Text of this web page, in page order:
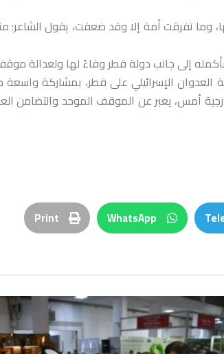
وما تفرقت أمة إلا وقد ضعفت، يقول الشاعر:
إلى جانب دولة قطر وفاءً لها ولعدالة
العدوان الإسرائيلي على قطر، بمشاركة
أمس، يعبر عن الموقف الموحد والتضامن
WhatsApp
Print